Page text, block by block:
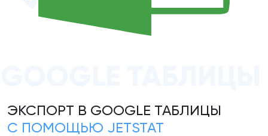
ЭКСПОРТ В GOOGLE ТАБЛИЦЫ
С ПОМОЩЬЮ JETSTAT